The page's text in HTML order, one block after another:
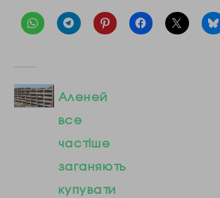
Аленей
все
частіше
заганяють
купувати